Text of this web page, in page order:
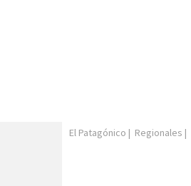
El Patagónico | Regionales |